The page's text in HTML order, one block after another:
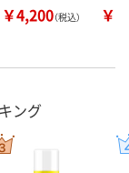
￥4,200（税込） ￥
ング